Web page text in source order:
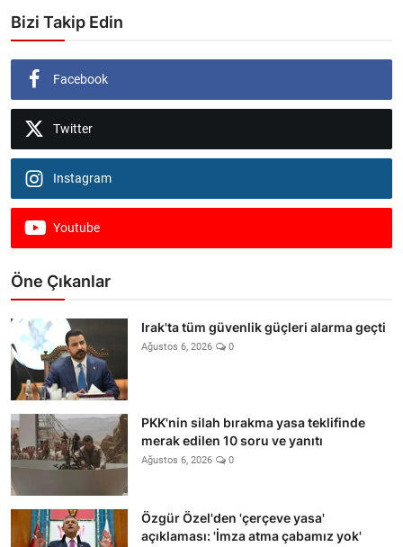
Bizi Takip Edin
Facebook
Twitter
Instagram
Youtube
Öne Çıkanlar
Irak'ta tüm güvenlik güçleri alarma geçti
Ağustos 6, 2026 0
PKK'nin silah bırakma yasa teklifinde
merak edilen 10 soru ve yanıtı
Ağustos 6, 2026 0
Özgür Özel'den 'çerçeve yasa'
açıklaması: 'İmza atma çabamız yok'